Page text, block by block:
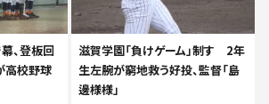
、登板回
高校野球
滋賀学園「負けゲーム」制す 2年
生左腕が窮地救う好投、監督「島
邊様様」